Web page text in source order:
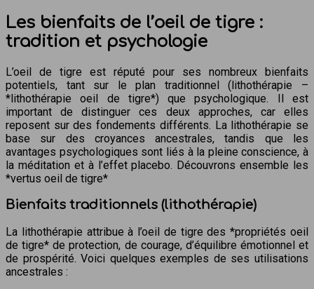
Les bienfaits de l’oeil de tigre :
tradition et psychologie
L’oeil de tigre est réputé pour ses nombreux bienfaits
potentiels, tant sur le plan traditionnel (lithothérapie –
*lithothérapie oeil de tigre*) que psychologique. Il est
important de distinguer ces deux approches, car elles
reposent sur des fondements différents. La lithothérapie se
base sur des croyances ancestrales, tandis que les
avantages psychologiques sont liés à la pleine conscience, à
la méditation et à l’effet placebo. Découvrons ensemble les
*vertus oeil de tigre*
Bienfaits traditionnels (lithothérapie)
La lithothérapie attribue à l’oeil de tigre des *propriétés oeil
de tigre* de protection, de courage, d’équilibre émotionnel et
de prospérité. Voici quelques exemples de ses utilisations
ancestrales :